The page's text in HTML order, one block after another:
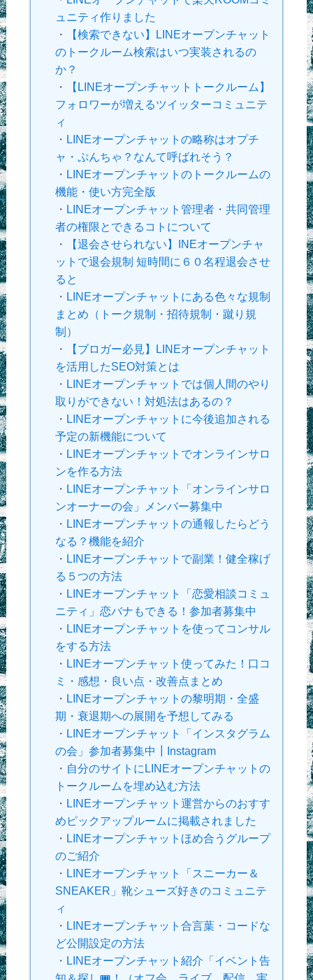
ュニティ作りました
・
【検索できない】LINEオープンチャット
のトークルーム検索はいつ実装されるの
か？
・
【LINEオープンチャットトークルーム】
フォロワーが増えるツイッターコミュニテ
ィ
・ LINEオープンチャットの略称はオプチ
ャ・ぷんちゃ？なんて呼ばれそう？
・ LINEオープンチャットのトークルームの
機能・使い方完全版
・ LINEオープンチャット管理者・共同管理
者の権限とできるコトについて
・
【退会させられない】INEオープンチャ
ットで退会規制 短時間に６０名程退会させ
ると
・ LINEオープンチャットにある色々な規制
まとめ（トーク規制・招待規制・蹴り規
制）
・
【ブロガー必見】LINEオープンチャット
を活用したSEO対策とは
・ LINEオープンチャットでは個人間のやり
取りができない！対処法はあるの？
・ LINEオープンチャットに今後追加される
予定の新機能について
・ LINEオープンチャットでオンラインサロ
ンを作る方法
・ LINEオープンチャット「オンラインサロ
ンオーナーの会」メンバー募集中
・ LINEオープンチャットの通報したらどう
なる？機能を紹介
・ LINEオープンチャットで副業！健全稼げ
る５つの方法
・ LINEオープンチャット「恋愛相談コミュ
ニティ」恋バナもできる！参加者募集中
・ LINEオープンチャットを使ってコンサル
をする方法
・ LINEオープンチャット使ってみた！口コ
ミ・感想・良い点・改善点まとめ
・ LINEオープンチャットの黎明期・全盛
期・衰退期への展開を予想してみる
・ LINEオープンチャット「インスタグラム
の会」参加者募集中┃Instagram
・ 自分のサイトにLINEオープンチャットの
トークルームを埋め込む方法
・ LINEオープンチャット運営からのおすす
めピックアップルームに掲載されました
・ LINEオープンチャットほめ合うグループ
のご紹介
・ LINEオープンチャット「スニーカー＆
SNEAKER」靴シューズ好きのコミュニテ
ィ
・ LINEオープンチャット合言葉・コードな
ど公開設定の方法
・ LINEオープンチャット紹介「イベント告